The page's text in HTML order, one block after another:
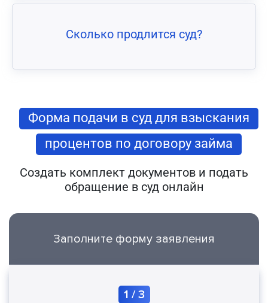
Сколько продлится суд?
Форма подачи в суд для взыскания
процентов по договору займа
Создать комплект документов и подать
обращение в суд онлайн
Заполните форму заявления
1 /3